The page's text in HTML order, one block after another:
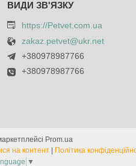
https://Petvet.com.ua
zakaz.petvet@ukr.net
+380978987766
+380978987766
Prom.ua
на контент
Політика
▼